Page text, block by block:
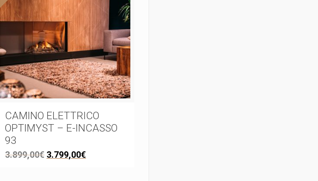
CAMINO ELETTRICO
OPTIMYST – E-INCASSO
93
3.899,00€ 3.799,00€